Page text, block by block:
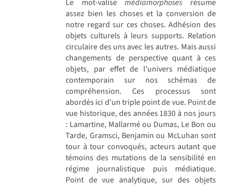
Le mot-valisemédiamorphoses résume
assez bien les choses et la conversion de
notre regard sur ces choses. Adhésion des
objets culturels à leurs supports. Relation
circulaire des uns avec les autres. Mais aussi
changements de perspective quant à ces
objets, par effet de l’univers médiatique
contemporain sur nos schémas de
compréhension. Ces processus sont
abordés ici d’un triple point de vue. Point de
vue historique, des années 1830 à nos jours
: Lamartine, Mallarmé ou Dumas, Le Bon ou
Tarde, Gramsci, Benjamin ou McLuhan sont
tour à tour convoqués, acteurs autant que
témoins des mutations de la sensibilité en
régime journalistique puis médiatique.
Point de vue analytique, sur des objets